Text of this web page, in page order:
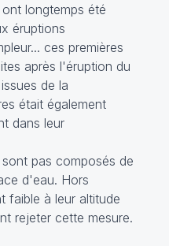
longtemps été
éruptions
ces premières
après l'éruption du
de la
était également
dans leur
pas composés de
d'eau. Hors
faible à leur altitude
rejeter cette mesure.